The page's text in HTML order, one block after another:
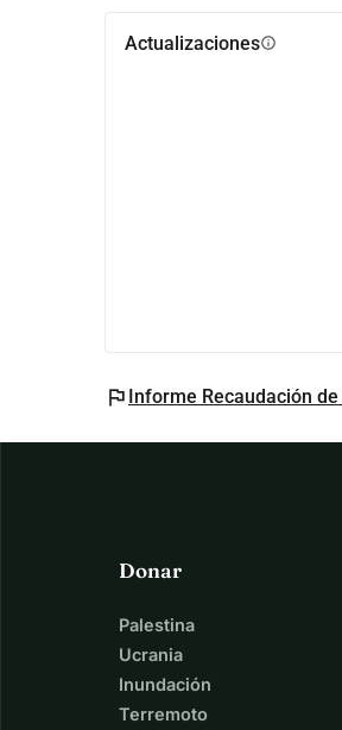
Actualizacionesinfo
flag Informe Recaudación
Donar
Palestina
Ucrania
Inundación
Terremoto